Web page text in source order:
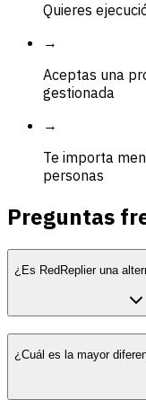
Quieres
→
Aceptas una
gestionada
→
Te importa
personas
Preguntas
¿Es RedReplier una
¿Cuál es la mayor